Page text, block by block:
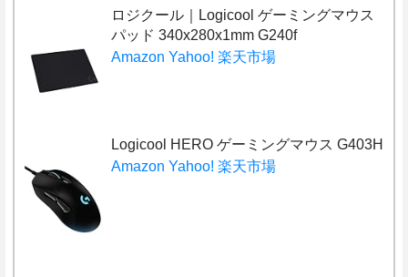
ロジクール｜Logicool ゲーミングマウス
パッド 340x280x1mm G240f
Amazon Yahoo! 楽天市場
Logicool HERO ゲーミングマウス G403H
Amazon Yahoo! 楽天市場